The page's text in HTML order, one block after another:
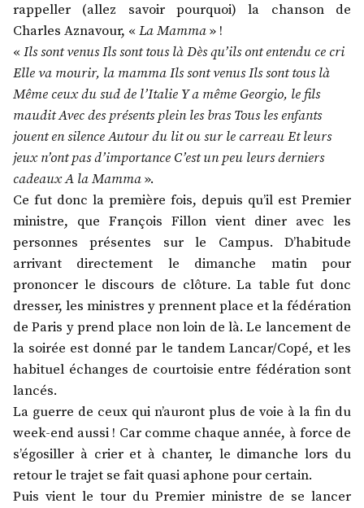
rappeller (allez savoir pourquoi) la chanson de
Charles Aznavour, «La Mamma» !
«Ils sont venus Ils sont tous là Dès qu’ils ont entendu ce cri
Elle va mourir, la mamma Ils sont venus Ils sont tous là
Même ceux du sud de l’Italie Y a même Georgio, le fils
maudit Avec des présents plein les bras Tous les enfants
jouent en silence Autour du lit ou sur le carreau Et leurs
jeux n’ont pas d’importance C’est un peu leurs derniers
cadeaux A la Mamma».
Ce fut donc la première fois, depuis qu’il est Premier
ministre, que François Fillon vient diner avec les
personnes présentes sur le Campus. D’habitude
arrivant directement le dimanche matin pour
prononcer le discours de clôture. La table fut donc
dresser, les ministres y prennent place et la fédération
de Paris y prend place non loin de là. Le lancement de
la soirée est donné par le tandem Lancar/Copé, et les
habituel échanges de courtoisie entre fédération sont
lancés.
La guerre de ceux qui n’auront plus de voie à la fin du
week-end aussi ! Car comme chaque année, à force de
s’égosiller à crier et à chanter, le dimanche lors du
retour le trajet se fait quasi aphone pour certain.
Puis vient le tour du Premier ministre de se lancer